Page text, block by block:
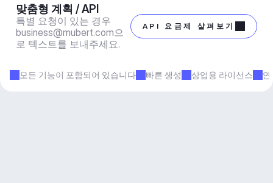
맞춤형 계획 / API
business@mubert.com으
로 텍스트를 보내주세요.
API 요금제 살펴보기
모든 기능이 포함되어 있습니다 빠른 생성 상업용 라이선스